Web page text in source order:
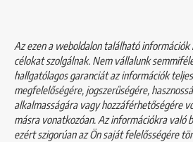
Az ezen a weboldalon található
célokat szolgálnak. Nem vállalunk
hallgatólagos garanciát az információk
megfelelőségére, jogszerűségére,
alkalmasságára vagy hozzáférhetőségére
másra vonatkozóan. Az információkra való
ezért szigorúan az Ön saját felelősségére